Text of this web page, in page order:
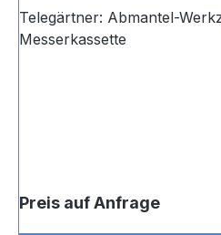
Telegärtner: Abmantel-Werkzeug
Messerkassette
Preis auf Anfrage